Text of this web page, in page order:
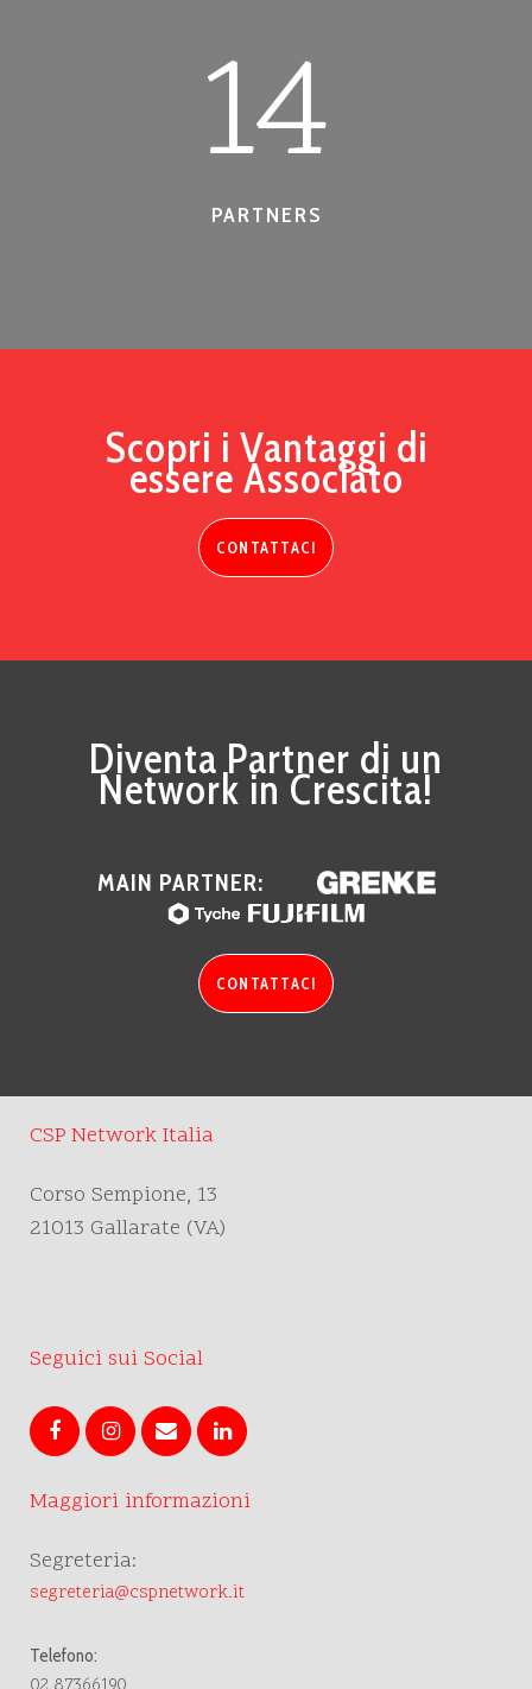
14
PARTNERS
Scopri i Vantaggi di
essere Associato
CONTATTACI
Diventa Partner di un
Network in Crescita!
MAIN PARTNER:
CONTATTACI
CSP Network Italia
Corso Sempione, 13
21013 Gallarate (VA)
Seguici sui Social
Maggiori informazioni
Segreteria:
segreteria@cspnetwork.it
Telefono: